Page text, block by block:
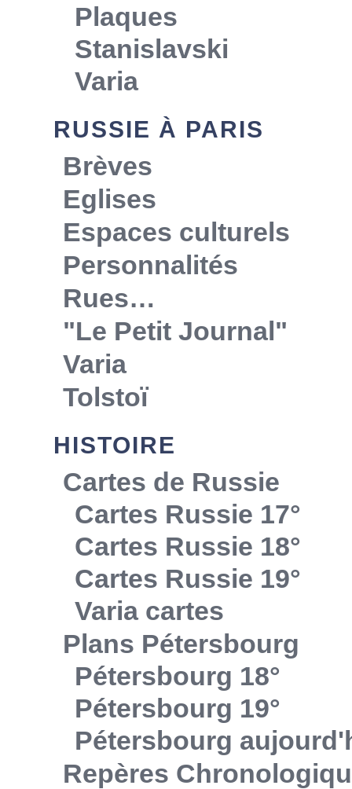
Plaques
Stanislavski
Varia
RUSSIE À PARIS
Brèves
Eglises
Espaces culturels
Personnalités
Rues…
"Le Petit Journal"
Varia
Tolstoï
HISTOIRE
Cartes de Russie
Cartes Russie 17°
Cartes Russie 18°
Cartes Russie 19°
Varia cartes
Plans Pétersbourg
Pétersbourg 18°
Pétersbourg 19°
Pétersbourg
Repères